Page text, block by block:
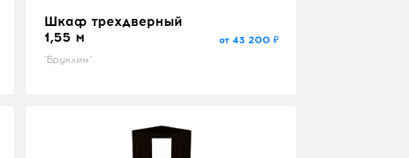
Шкаф трехдверный
1,55 м
"Бруклин"
от 43 200 ₽